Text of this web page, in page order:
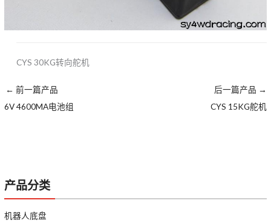
产品分类
机器人底盘
CYS 30KG转向舵机
← 前一篇产品
6V 4600MA电池组
后一篇产品 →
CYS 15KG舵机